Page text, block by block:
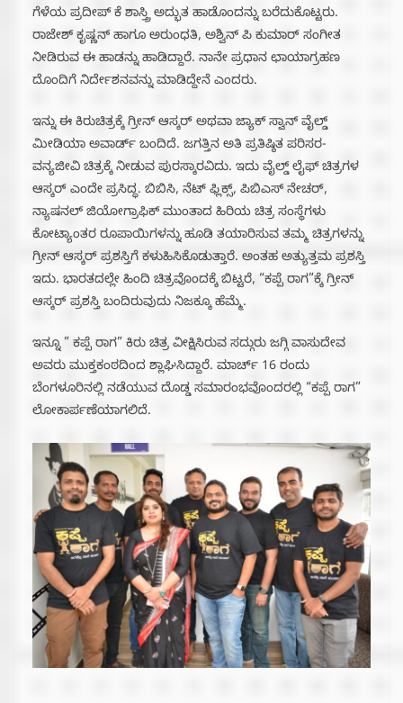
ಗೆಳೆಯ ಪ್ರದೀಪ್ ಕೆ ಶಾಸ್ತ್ರಿ ಅದ್ಭುತ ಹಾಡೊಂದನ್ನು ಬರೆದುಕೊಟ್ಟರು.
ರಾಜೇಶ್ ಕೃಷ್ಣನ್ ಹಾಗೂ ಅರುಂಧತಿ, ಅಶ್ವಿನ್ ಪಿ ಕುಮಾರ್ ಸಂಗೀತ
ನೀಡಿರುವ ಈ ಹಾಡನ್ನು ಹಾಡಿದ್ದಾರೆ. ನಾನೇ ಪ್ರಧಾನ ಛಾಯಾಗ್ರಹಣ
ದೊಂದಿಗೆ ನಿರ್ದೇಶನವನ್ನು ಮಾಡಿದ್ದೇನೆ ಎಂದರು.
ಇನ್ನು ಈ ಕಿರುಚಿತ್ರಕ್ಕೆ ಗ್ರೀನ್ ಆಸ್ಕರ್ ಅಥವಾ ಜ್ಯಾಕ್ ಸ್ವಾನ್ ವೈಲ್ಡ್
ಮೀಡಿಯಾ ಅವಾರ್ಡ್ ಬಂದಿದೆ. ಜಗತ್ತಿನ ಅತಿ ಪ್ರತಿಷ್ಠಿತ ಪರಿಸರ-
ವನ್ಯಜೀವಿ ಚಿತ್ರಕ್ಕೆ ನೀಡುವ ಪುರಸ್ಕಾರವಿದು. ಇದು ವೈಲ್ಡ್ ಲೈಫ್ ಚಿತ್ರಗಳ
ಆಸ್ಕರ್ ಎಂದೇ ಪ್ರಸಿದ್ಧ. ಬಿಬಿಸಿ, ನೆಟ್ ಫ್ಲಿಕ್ಸ್, ಪಿಬಿಎಸ್ ನೇಚರ್,
ನ್ಯಾಷನಲ್ ಜಿಯೋಗ್ರಾಫಿಕ್ ಮುಂತಾದ ಹಿರಿಯ ಚಿತ್ರ ಸಂಸ್ಥೆಗಳು
ಕೋಟ್ಯಾಂತರ ರೂಪಾಯಿಗಳನ್ನು ಹೂಡಿ ತಯಾರಿಸುವ ತಮ್ಮ ಚಿತ್ರಗಳನ್ನು
ಗ್ರೀನ್ ಆಸ್ಕರ್ ಪ್ರಶಸ್ತಿಗೆ ಕಳುಹಿಸಿಕೊಡುತ್ತಾರೆ. ಅಂತಹ ಅತ್ಯುತ್ತಮ ಪ್ರಶಸ್ತಿ
ಇದು. ಭಾರತದಲ್ಲೇ ಹಿಂದಿ ಚಿತ್ರವೊಂದಕ್ಕೆ ಬಿಟ್ಟರೆ, “ಕಪ್ಪೆ ರಾಗ”ಕ್ಕೆ ಗ್ರೀನ್
ಆಸ್ಕರ್ ಪ್ರಶಸ್ತಿ ಬಂದಿರುವುದು ನಿಜಕ್ಕೂ ಹೆಮ್ಮೆ.
ಇನ್ನೂ ” ಕಪ್ಪೆ ರಾಗ” ಕಿರು ಚಿತ್ರ ವೀಕ್ಷಿಸಿರುವ ಸದ್ಗುರು ಜಗ್ಗಿ ವಾಸುದೇವ
ಅವರು ಮುಕ್ತಕಂಠದಿಂದ ಶ್ಲಾಘಿಸಿದ್ದಾರೆ. ಮಾರ್ಚ್ 16 ರಂದು
ಬೆಂಗಳೂರಿನಲ್ಲಿ ನಡೆಯುವ ದೊಡ್ಡ ಸಮಾರಂಭವೊಂದರಲ್ಲಿ “ಕಪ್ಪೆ ರಾಗ”
ಲೋಕಾರ್ಪಣೆಯಾಗಲಿದೆ.